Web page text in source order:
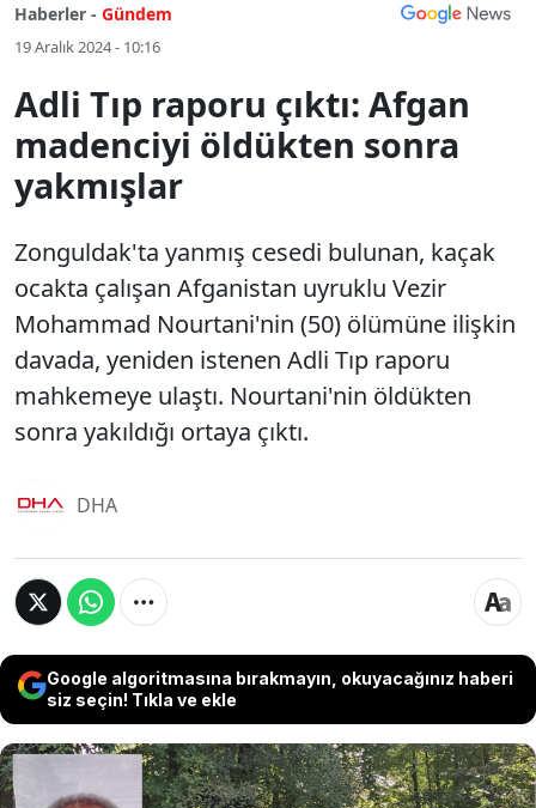
Haberler - Gündem
19 Aralık 2024 - 10:16
Adli Tıp raporu çıktı: Afgan
madenciyi öldükten sonra
yakmışlar
Zonguldak'ta yanmış cesedi bulunan, kaçak
ocakta çalışan Afganistan uyruklu Vezir
Mohammad Nourtani'nin (50) ölümüne ilişkin
davada, yeniden istenen Adli Tıp raporu
mahkemeye ulaştı. Nourtani'nin öldükten
sonra yakıldığı ortaya çıktı.
DHA
Google algoritmasına bırakmayın, okuyacağınız haberi
siz seçin! Tıkla ve ekle